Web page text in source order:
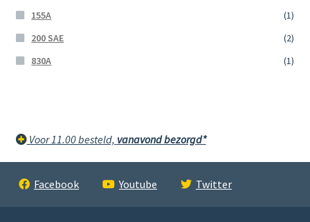
155A
(1)
200 SAE
(2)
830A
(1)
Voor 11.00 besteld, vanavond bezorgd*
Facebook Youtube Twitter